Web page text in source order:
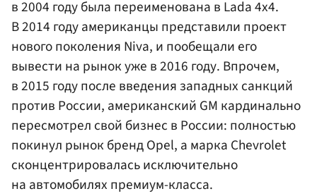
в 2004 году была переименована в Lada 4х4.
В 2014 году американцы представили проект
нового поколения Niva, и пообещали его
вывести на рынок уже в 2016 году. Впрочем,
в 2015 году после введения западных санкций
против России, американский GM кардинально
пересмотрел свой бизнес в России: полностью
покинул рынок бренд Opel, а марка Chevrolet
сконцентрировалась исключительно
на автомобилях премиум-класса.